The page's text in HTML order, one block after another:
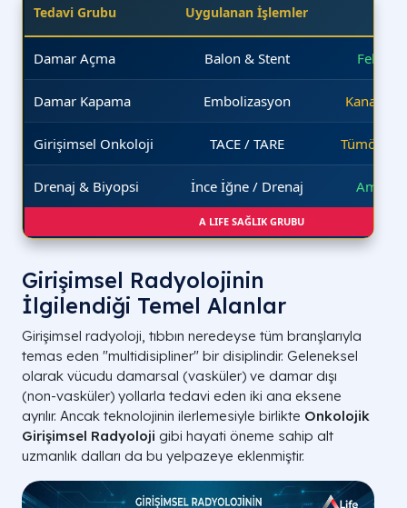
Tedavi Grubu Uygulanan İşlemler
Damar Açma Balon & Stent Felç
Damar Kapama Embolizasyon
Girişimsel Onkoloji TACE / TARE Tümör
Drenaj & Biyopsi İnce İğne / Drenaj
A LIFE SAĞLIK GRUBU
Girişimsel Radyolojinin
İlgilendiği Temel Alanlar
Girişimsel radyoloji, tıbbın neredeyse tüm branşlarıyla
temas eden "multidisipliner" bir disiplindir. Geleneksel
olarak vücudu damarsal (vasküler) ve damar dışı
(non-vasküler) yollarla tedavi eden iki ana eksene
ayrılır. Ancak teknolojinin ilerlemesiyle birlikte Onkolojik
Girişimsel Radyoloji gibi hayati öneme sahip alt
uzmanlık dalları da bu yelpazeye eklenmiştir.